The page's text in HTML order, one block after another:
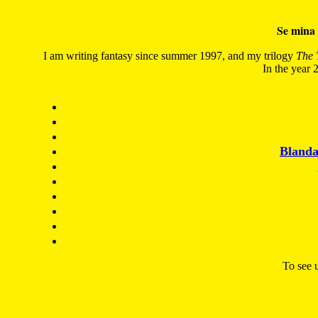
Se
I am writing fantasy since summer 1997, and my trilogy The
In the year
To see